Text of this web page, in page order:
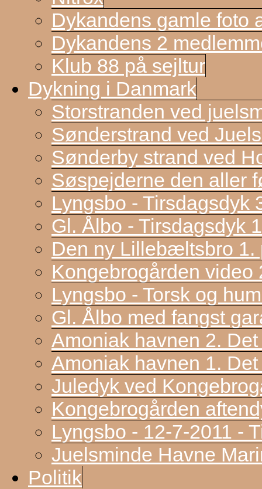
Dykandens gamle foto
Dykandens 2
Klub 88 på sejltur
Dykning i Danmark
Storstranden ved
Sønderstrand ved
Sønderby strand ved
Søspejderne den aller
Lyngsbo - Tirsdagsdyk
Gl. Ålbo - Tirsdagsdyk
Den ny Lillebæltsbro 1.
Kongebrogården video
Lyngsbo - Torsk og
Gl. Ålbo med fangst
Amoniak havnen 2.
Amoniak havnen 1.
Juledyk ved
Kongebrogården
Lyngsbo - 12-7-2011 -
Juelsminde Havne
Politik